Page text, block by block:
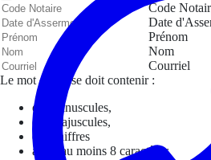
Code
Date
Prénom
Nom
Courriel
Le mot de passe doit contenir :
des minuscules,
des majuscules,
des chiffres
avoir au moins 8 caractères